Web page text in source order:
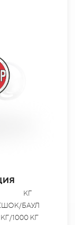
КГ
БАУЛ
1000 КГ